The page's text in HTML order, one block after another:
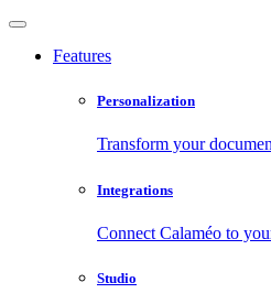
Features
Personalization
Transform your
Integrations
Connect Calaméo to
Studio